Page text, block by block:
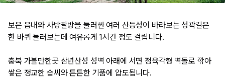
보은 읍내와 사방팔방을 둘러싼 여러 산등성이 바라보는 성곽길은
한 바퀴 둘러보는데 여유롭게 1시간 정도 걸립니다.
​충북 가볼만한곳 삼년산성 성벽 아래에 서면 정육각형 벽돌로 깎아
쌓은 정교한 솜씨와 튼튼한 기품에 압도됩니다.